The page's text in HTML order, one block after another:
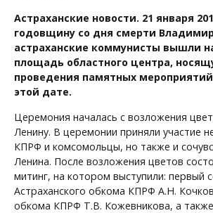
Астраханские новости. 21 января
годовщину со дня смерти
астраханские коммунисты вышли
площадь областного центра,
проведения памятных
этой дате.
Церемония началась с возложения
Ленину. В церемонии приняли участие
КПРФ и комсомольцы, но также и
Ленина. После возложения цветов
митинг, на котором выступили: первый
Астраханского обкома КПРФ А.Н.
обкома КПРФ Т.В. Кожевникова, а